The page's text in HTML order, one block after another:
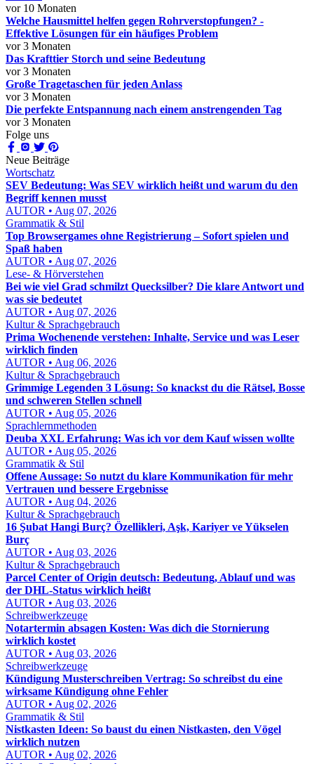
vor 10 Monaten
Welche Hausmittel helfen gegen Rohrverstopfungen? -
Effektive Lösungen für ein häufiges Problem
vor 3 Monaten
Das Krafttier Storch und seine Bedeutung
vor 3 Monaten
Große Tragetaschen für jeden Anlass
vor 3 Monaten
Die perfekte Entspannung nach einem anstrengenden Tag
vor 3 Monaten
Folge uns
Neue Beiträge
Wortschatz
SEV Bedeutung: Was SEV wirklich heißt und warum du den
Begriff kennen musst
AUTOR • Aug 07, 2026
Grammatik & Stil
Top Browsergames ohne Registrierung – Sofort spielen und
Spaß haben
AUTOR • Aug 07, 2026
Lese- & Hörverstehen
Bei wie viel Grad schmilzt Quecksilber? Die klare Antwort und
was sie bedeutet
AUTOR • Aug 07, 2026
Kultur & Sprachgebrauch
Prima Wochenende verstehen: Inhalte, Service und was Leser
wirklich finden
AUTOR • Aug 06, 2026
Kultur & Sprachgebrauch
Grimmige Legenden 3 Lösung: So knackst du die Rätsel, Bosse
und schweren Stellen schnell
AUTOR • Aug 05, 2026
Sprachlernmethoden
Deuba XXL Erfahrung: Was ich vor dem Kauf wissen wollte
AUTOR • Aug 05, 2026
Grammatik & Stil
Offene Aussage: So nutzt du klare Kommunikation für mehr
Vertrauen und bessere Ergebnisse
AUTOR • Aug 04, 2026
Kultur & Sprachgebrauch
16 Şubat Hangi Burç? Özellikleri, Aşk, Kariyer ve Yükselen
Burç
AUTOR • Aug 03, 2026
Kultur & Sprachgebrauch
Parcel Center of Origin deutsch: Bedeutung, Ablauf und was
der DHL-Status wirklich heißt
AUTOR • Aug 03, 2026
Schreibwerkzeuge
Notartermin absagen Kosten: Was dich die Stornierung
wirklich kostet
AUTOR • Aug 03, 2026
Schreibwerkzeuge
Kündigung Musterschreiben Vertrag: So schreibst du eine
wirksame Kündigung ohne Fehler
AUTOR • Aug 02, 2026
Grammatik & Stil
Nistkasten Ideen: So baust du einen Nistkasten, den Vögel
wirklich nutzen
AUTOR • Aug 02, 2026